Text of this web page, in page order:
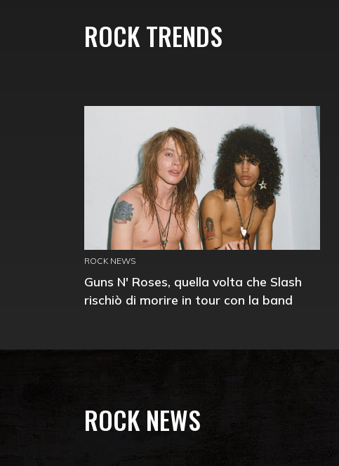
ROCK TRENDS
ROCK NEWS
Guns N' Roses, quella volta che Slash
rischiò di morire in tour con la band
ROCK NEWS